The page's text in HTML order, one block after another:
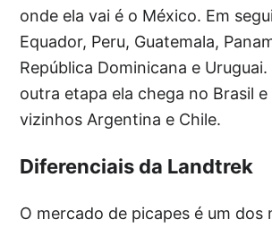
onde ela vai é o México. Em
Equador, Peru, Guatemala,
República Dominicana e Uruguai.
outra etapa ela chega no Brasil
vizinhos Argentina e Chile.
Diferenciais da Landtrek
O mercado de picapes é um dos